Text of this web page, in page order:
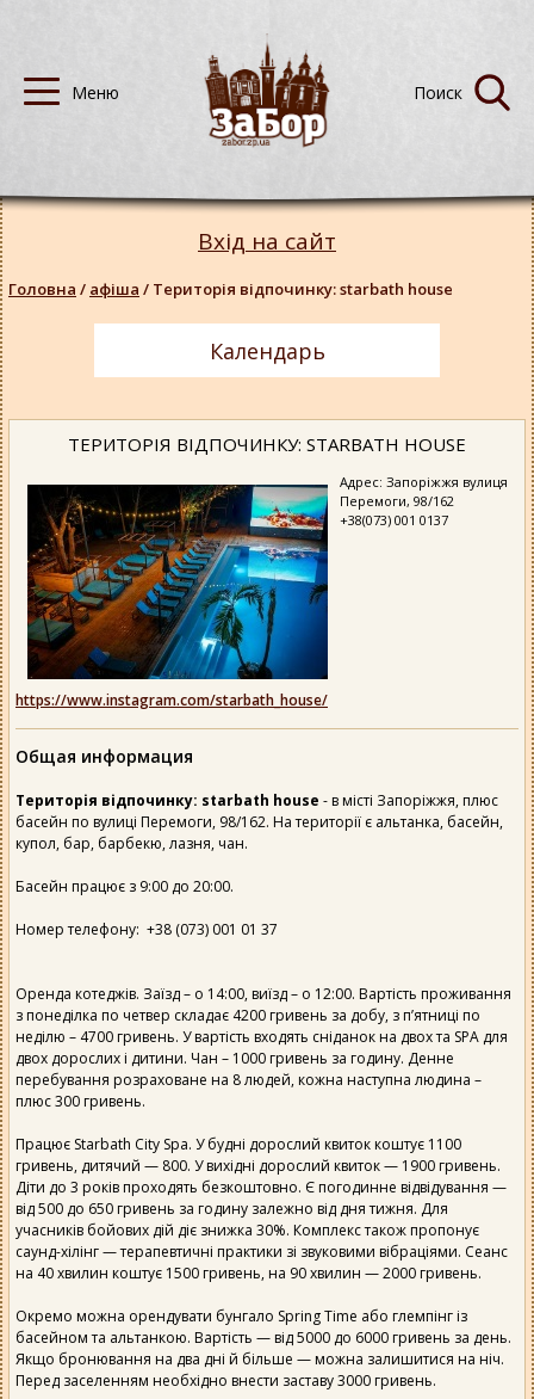
ТЕРИТОРІЯ ВІДПОЧИНКУ: STARBATH HOUSE
Адрес: Запоріжжя вулиця
Перемоги, 98/162
+38(073) 001 0137
https://www.instagram.com/starbath_house/
Общая информация
Територія відпочинку: starbath house - в місті Запоріжжя, плюс
басейн по вулиці Перемоги, 98/162. На території є альтанка, басейн,
купол, бар, барбекю, лазня, чан.
Басейн працює з 9:00 до 20:00.
Номер телефону: +38 (073) 001 01 37
Оренда котеджів. Заїзд – о 14:00, виїзд – о 12:00. Вартість проживання
з понеділка по четвер складає 4200 гривень за добу, з п’ятниці по
неділю – 4700 гривень. У вартість входять сніданок на двох та SPA для
двох дорослих і дитини. Чан – 1000 гривень за годину. Денне
перебування розраховане на 8 людей, кожна наступна людина –
плюс 300 гривень.
Працює Starbath City Spa. У будні дорослий квиток коштує 1100
гривень, дитячий — 800. У вихідні дорослий квиток — 1900 гривень.
Діти до 3 років проходять безкоштовно. Є погодинне відвідування —
від 500 до 650 гривень за годину залежно від дня тижня. Для
учасників бойових дій діє знижка 30%. Комплекс також пропонує
саунд-хілінг — терапевтичні практики зі звуковими вібраціями. Сеанс
на 40 хвилин коштує 1500 гривень, на 90 хвилин — 2000 гривень.
Окремо можна орендувати бунгало Spring Time або глемпінг із
басейном та альтанкою. Вартість — від 5000 до 6000 гривень за день.
Якщо бронювання на два дні й більше — можна залишитися на ніч.
Перед заселенням необхідно внести заставу 3000 гривень.
Вхід на сайт
Головна / афіша / Територія відпочинку: starbath house
Календарь